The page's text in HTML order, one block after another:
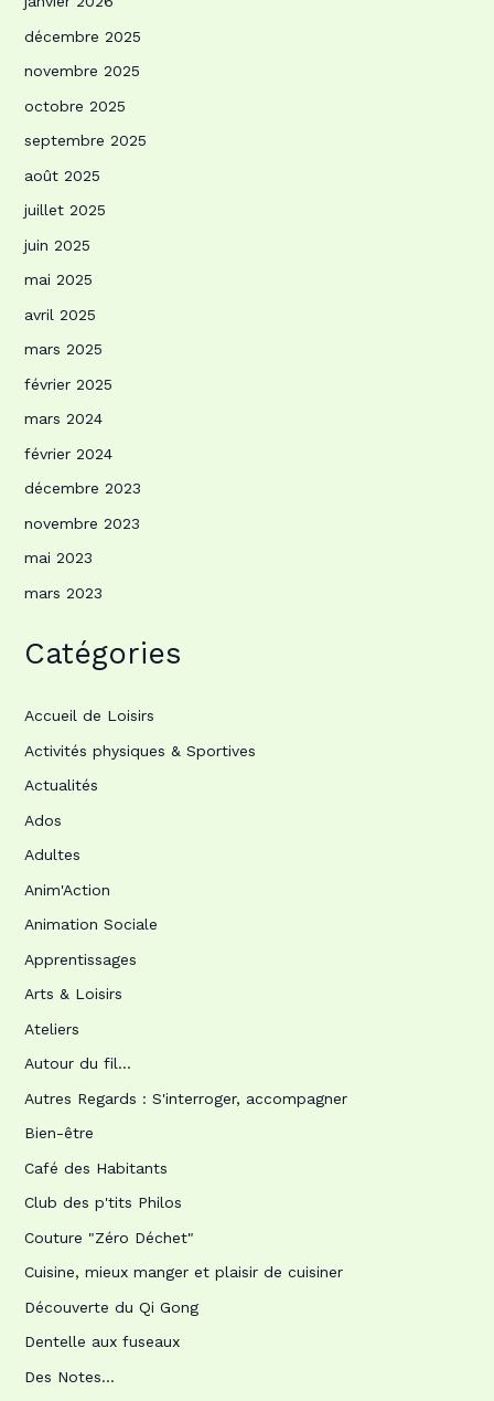
décembre 2025
novembre 2025
octobre 2025
septembre 2025
août 2025
juillet 2025
juin 2025
mai 2025
avril 2025
mars 2025
février 2025
mars 2024
février 2024
décembre 2023
novembre 2023
mai 2023
mars 2023
Catégories
Accueil de Loisirs
Activités physiques & Sportives
Actualités
Ados
Adultes
Anim'Action
Animation Sociale
Apprentissages
Arts & Loisirs
Ateliers
Autour du fil…
Autres Regards : S'interroger, accompagner
Bien-être
Café des Habitants
Club des p'tits Philos
Couture "Zéro Déchet"
Cuisine, mieux manger et plaisir de cuisiner
Découverte du Qi Gong
Dentelle aux fuseaux
Des Notes…